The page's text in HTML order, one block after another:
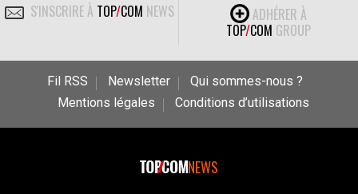
S'INSCRIRE À TOP/COM NEWS
ADHÉRER À
TOP/COM GROUP
Fil RSS Newsletter
Qui sommes-nous ?
Mentions légales
Conditions d’utilisations
NEWS